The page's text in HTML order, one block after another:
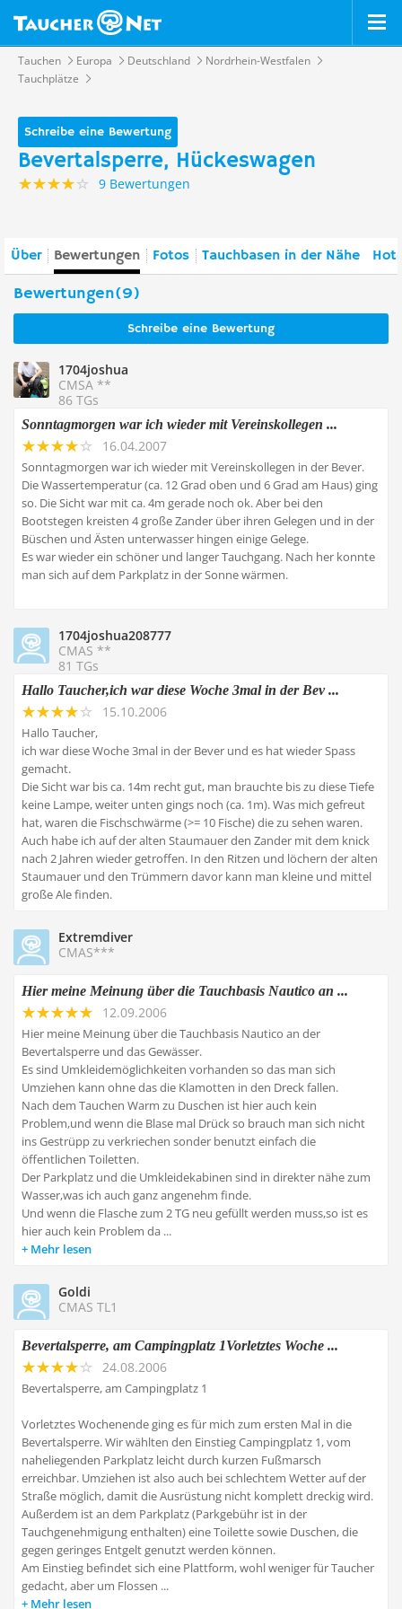
Tauchen Europa Deutschland
Nordrhein-Westfalen
Tauchplätze
Schreibe eine Bewertung
Bevertalsperre, Hückeswagen
9 Bewertungen
Über Bewertungen Fotos Tauchbasen in der Nähe
Bewertungen(9)
Schreibe eine Bewertung
1704joshua
CMSA **
86 TGs
Sonntagmorgen war ich wieder mit Vereinskollegen ...
16.04.2007
Sonntagmorgen war ich wieder mit Vereinskollegen in der Bever.
Die Wassertemperatur (ca. 12 Grad oben und 6 Grad am Haus) ging
so. Die Sicht war mit ca. 4m gerade noch ok. Aber bei den
Bootstegen kreisten 4 große Zander über ihren Gelegen und in der
Büschen und Ästen unterwasser hingen einige Gelege.
Es war wieder ein schöner und langer Tauchgang. Nach her konnte
man sich auf dem Parkplatz in der Sonne wärmen.
1704joshua208777
CMAS **
81 TGs
Hallo Taucher,ich war diese Woche 3mal in der Bev ...
15.10.2006
Hallo Taucher,
ich war diese Woche 3mal in der Bever und es hat wieder Spass
gemacht.
Die Sicht war bis ca. 14m recht gut, man brauchte bis zu diese Tiefe
keine Lampe, weiter unten gings noch (ca. 1m). Was mich gefreut
hat, waren die Fischschwärme (>= 10 Fische) die zu sehen waren.
Auch habe ich auf der alten Staumauer den Zander mit dem knick
nach 2 Jahren wieder getroffen. In den Ritzen und löchern der alten
Staumauer und den Trümmern davor kann man kleine und mittel
große Ale finden.
Extremdiver
CMAS***
Hier meine Meinung über die Tauchbasis Nautico an ...
12.09.2006
Hier meine Meinung über die Tauchbasis Nautico an der
Bevertalsperre und das Gewässer.
Es sind Umkleidemöglichkeiten vorhanden so das man sich
Umziehen kann ohne das die Klamotten in den Dreck fallen.
Nach dem Tauchen Warm zu Duschen ist hier auch kein
Problem,und wenn die Blase mal Drück so brauch man sich nicht
ins Gestrüpp zu verkriechen sonder benutzt einfach die
öffentlichen Toiletten.
Der Parkplatz und die Umkleidekabinen sind in direkter nähe zum
Wasser,was ich auch ganz angenehm finde.
Und wenn die Flasche zum 2 TG neu gefüllt werden muss,so ist es
hier auch kein Problem da ...
Mehr lesen
Goldi
CMAS TL1
Bevertalsperre, am Campingplatz 1Vorletztes Woche ...
24.08.2006
Bevertalsperre, am Campingplatz 1
Vorletztes Wochenende ging es für mich zum ersten Mal in die
Bevertalsperre. Wir wählten den Einstieg Campingplatz 1, vom
naheliegenden Parkplatz leicht durch kurzen Fußmarsch
erreichbar. Umziehen ist also auch bei schlechtem Wetter auf der
Straße möglich, damit die Ausrüstung nicht komplett dreckig wird.
Außerdem ist an dem Parkplatz (Parkgebühr ist in der
Tauchgenehmigung enthalten) eine Toilette sowie Duschen, die
gegen geringes Entgelt genutzt werden können.
Am Einstieg befindet sich eine Plattform, wohl weniger für Taucher
gedacht, aber um Flossen ...
Mehr lesen